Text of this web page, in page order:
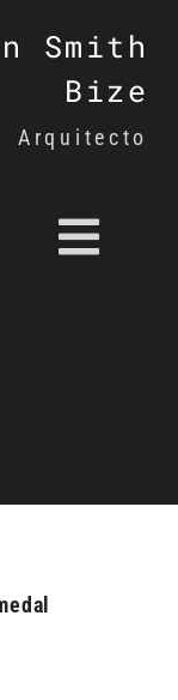
Smith
Bize
Arquitecto